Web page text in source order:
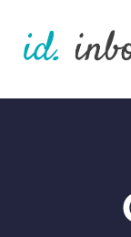
content